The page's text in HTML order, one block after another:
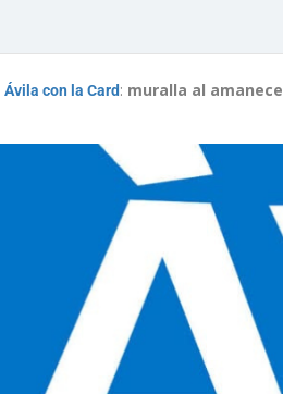
Ávila con la Card: muralla al